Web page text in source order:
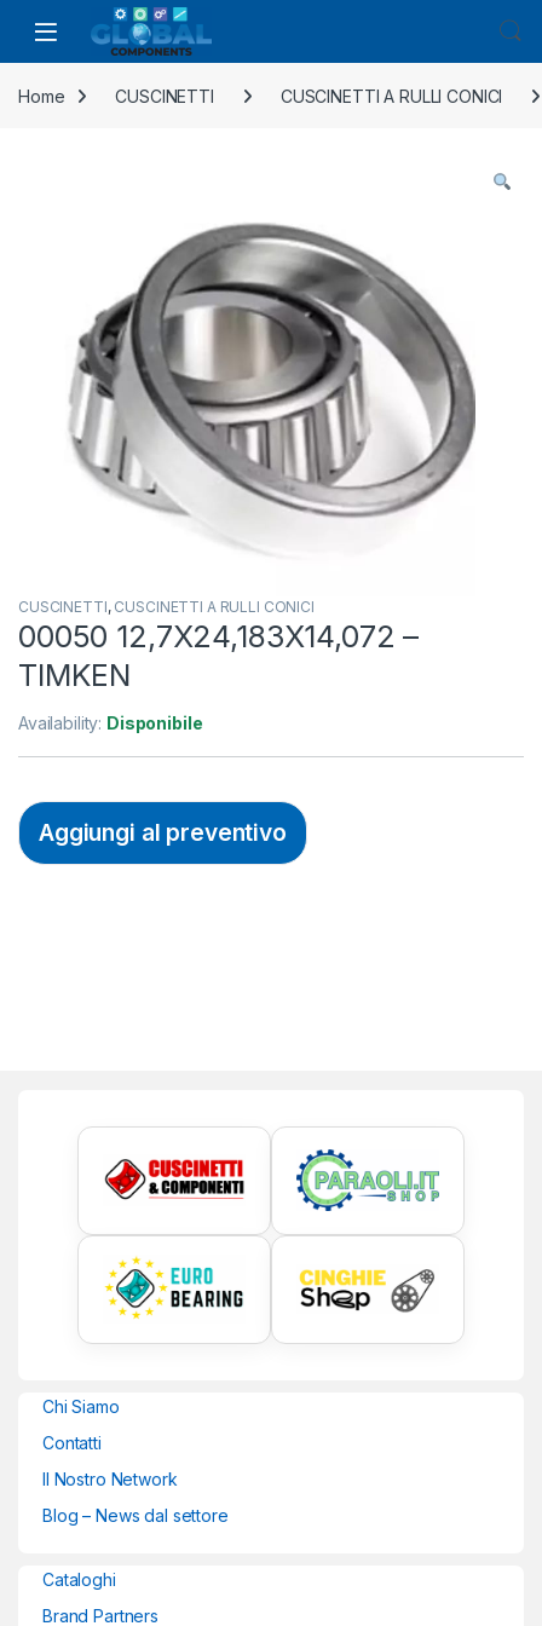
Home CUSCINETTI CUSCINETTI A RULLI CONICI
CUSCINETTI, CUSCINETTI A RULLI CONICI
00050 12,7X24,183X14,072 –
TIMKEN
Availability: Disponibile
Aggiungi al preventivo
Chi Siamo
Contatti
Il Nostro Network
Blog – News dal settore
Cataloghi
Brand Partners